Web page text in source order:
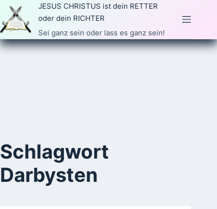
Zum
Inhalt
springen
JESUS CHRISTUS ist dein RETTER
oder dein RICHTER
Sei ganz sein oder lass es ganz sein!
Schlagwort
Darbysten